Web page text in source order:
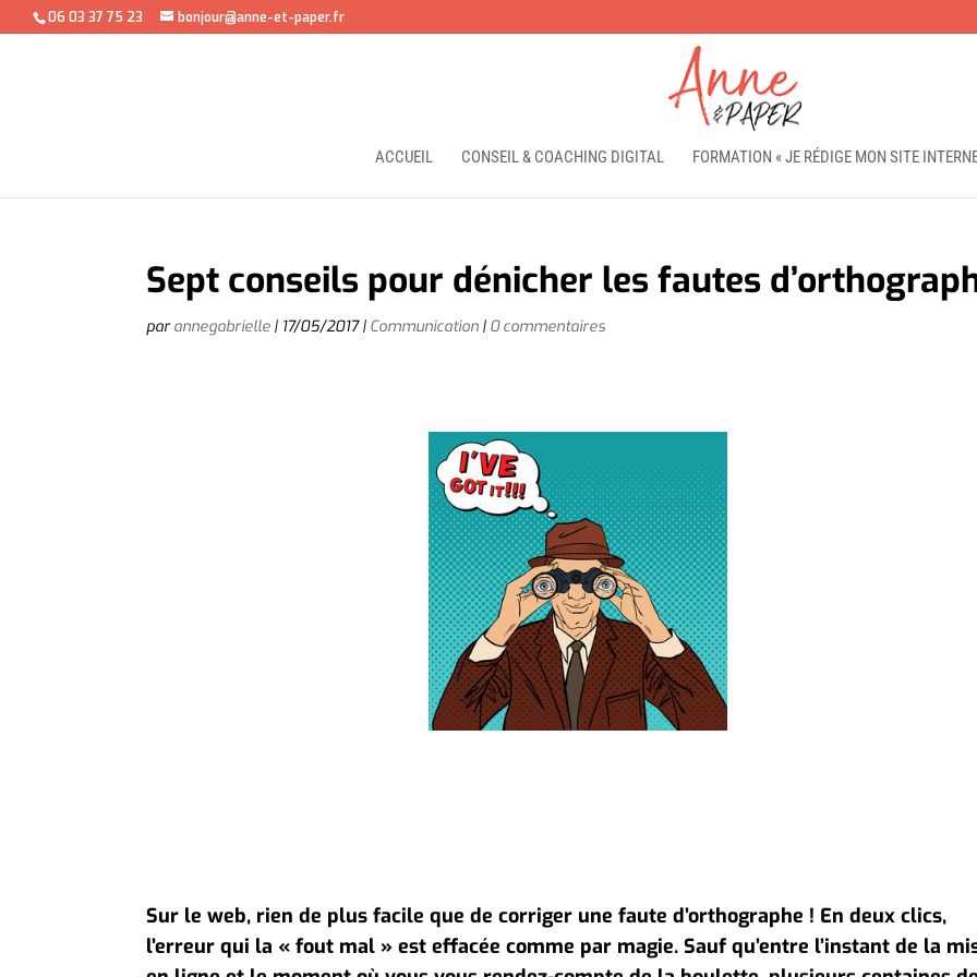
06 03 37 75 23 bonjour@anne-et-paper.fr
ACCUEIL CONSEIL & COACHING DIGITAL FORMATION « JE RÉDIGE MON SITE
Sept conseils pour dénicher les fautes
parannegabrielle | 17/05/2017| Communication | 0 commentaires
Sur le web, rien de plus facile que de corriger une faute d’orthographe ! En deux clics,
l’erreur qui la « fout mal » est effacée comme par magie. Sauf qu’entre l’instant de la